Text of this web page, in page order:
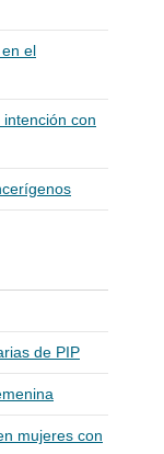
el
con
de PIP
mujeres con